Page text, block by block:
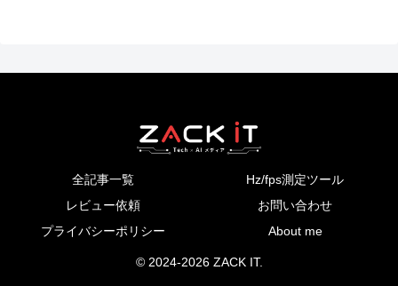
全記事一覧
Hz/fps測定ツール
レビュー依頼
お問い合わせ
プライバシーポリシー
About me
© 2024-2026 ZACK IT.